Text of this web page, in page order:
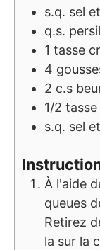
s.q. sel
q.s.
1 tasse
4
2 c.s
1/2 tasse
s.q. sel
À l'aide
queues
Retirez
la sur la